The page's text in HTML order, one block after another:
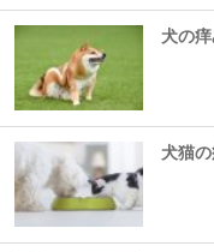
犬の
犬猫